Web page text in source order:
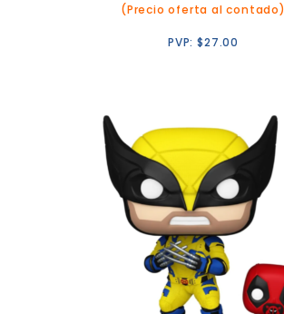
(Precio oferta al contado)
PVP:$27.00